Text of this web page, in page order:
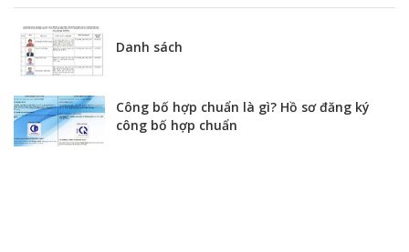
Danh sách
Công bố hợp chuẩn là gì? Hồ sơ đăng ký
công bố hợp chuẩn